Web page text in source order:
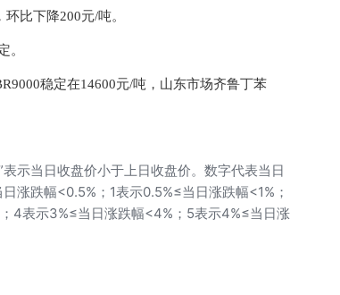
比下降200元/吨。
。
稳定在14600元/吨，山东市场齐鲁丁苯
示当日收盘价小于上日收盘价。数字代表当日
涨跌幅<0.5%；1表示0.5%≤当日涨跌幅<1%；
4表示3%≤当日涨跌幅<4%；5表示4%≤当日涨